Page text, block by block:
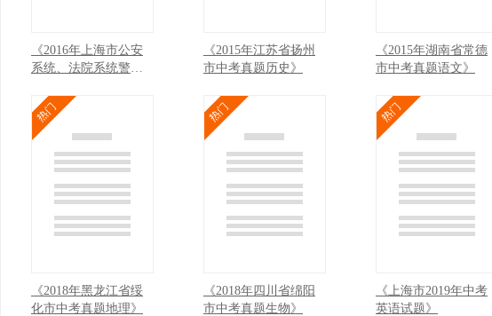
《2016年上海市公安
系统、法院系统警察
拟试题库》
《2015年江苏省扬州
市中考真题历史》
《2015年湖南省常德
市中考真题语文》
《2018年黑龙江省绥
化市中考真题地理》
《2018年四川省绵阳
市中考真题生物》
《上海市2019年中考
英语试题》